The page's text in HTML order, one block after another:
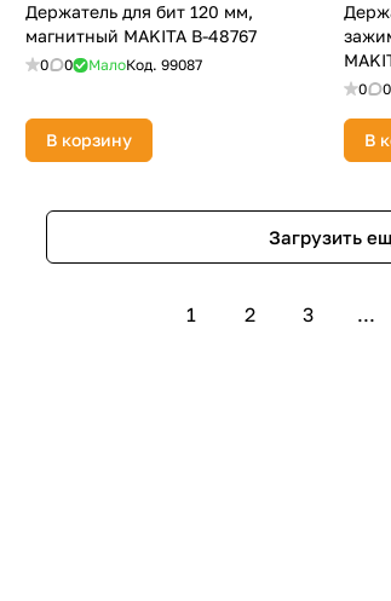
Держатель для бит 120 мм,
магнитный MAKITA B-48767
0 0 МалоКод. 99087
В корзину
0 0
В
Загрузить
1 2 3 ...